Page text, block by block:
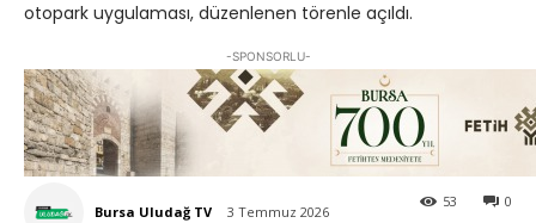
otopark uygulaması, düzenlenen törenle açıldı.
-SPONSORLU-
Bursa Uludağ TV 3 Temmuz 2026
0
53